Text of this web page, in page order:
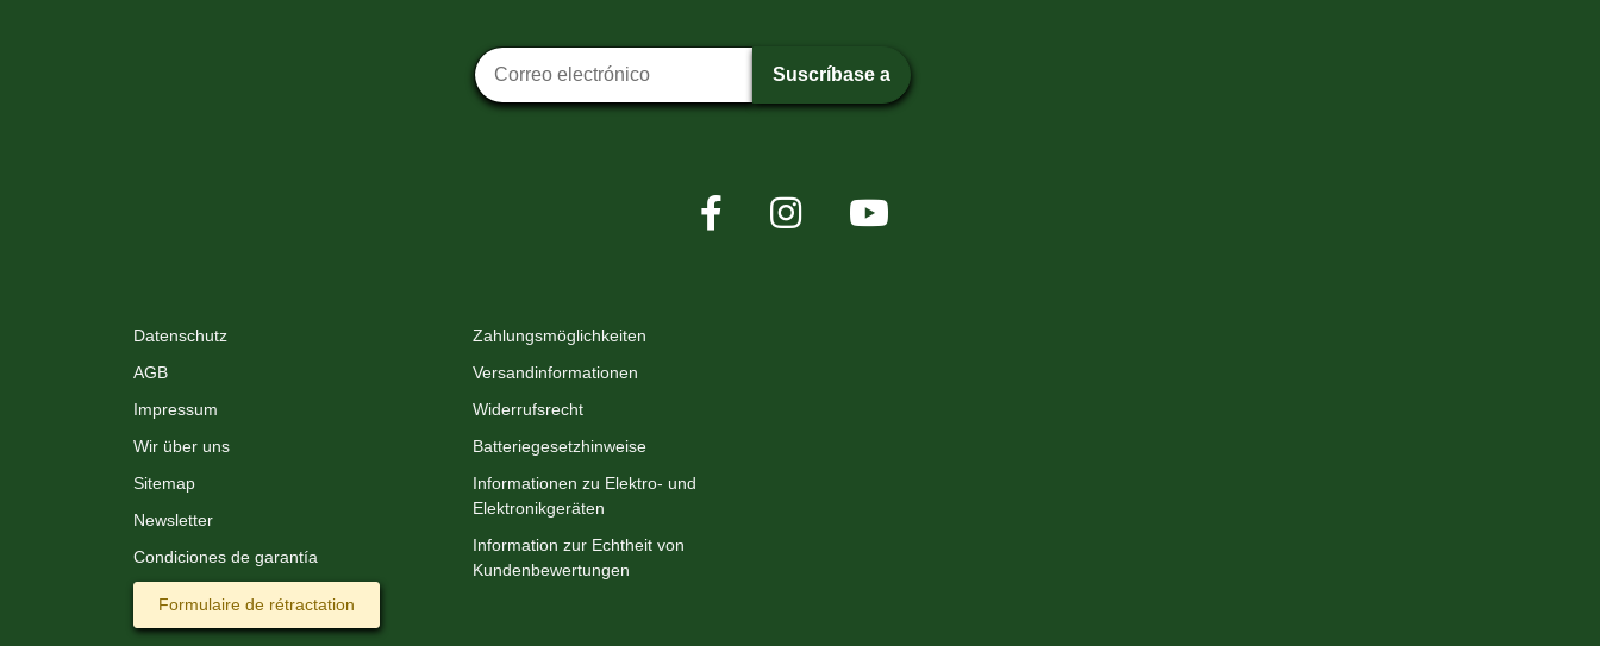
Suscripción al boletín
Suscríbase a
Datenschutz
AGB
Impressum
Wir über uns
Sitemap
Newsletter
Condiciones de garantía
Formulaire de rétractation
Zahlungsmöglichkeiten
Versandinformationen
Widerrufsrecht
Batteriegesetzhinweise
Informationen zu Elektro- und
Elektronikgeräten
Information zur Echtheit von
Kundenbewertungen